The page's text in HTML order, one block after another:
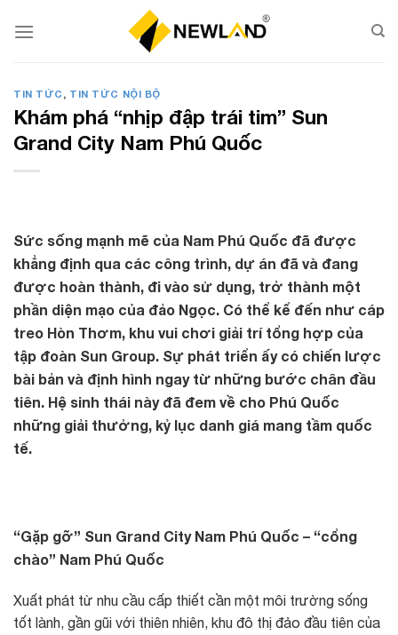
TIN TỨC , TIN TỨC NỘI BỘ
Khám phá “nhịp đập trái tim” Sun
Grand City Nam Phú Quốc
Sức sống mạnh mẽ của Nam Phú Quốc đã được
khẳng định qua các công trình, dự án đã và đang
được hoàn thành, đi vào sử dụng, trở thành một
phần diện mạo của đảo Ngọc. Có thể kể đến như cáp
treo Hòn Thơm, khu vui chơi giải trí tổng hợp của
tập đoàn Sun Group. Sự phát triển ấy có chiến lược
bài bản và định hình ngay từ những bước chân đầu
tiên. Hệ sinh thái này đã đem về cho Phú Quốc
những giải thưởng, kỷ lục danh giá mang tầm quốc
tế.
“Gặp gỡ” Sun Grand City Nam Phú Quốc – “cổng
chào” Nam Phú Quốc
Xuất phát từ nhu cầu cấp thiết cần một môi trường sống
tốt lành, gần gũi với thiên nhiên, khu đô thị đảo đầu tiên của